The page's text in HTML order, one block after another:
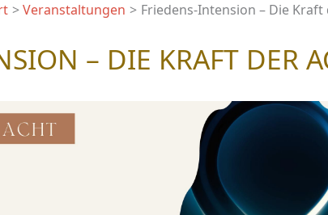
Veranstaltungen Friedens-Intension – Die Kraft
– DIE KRAFT DER